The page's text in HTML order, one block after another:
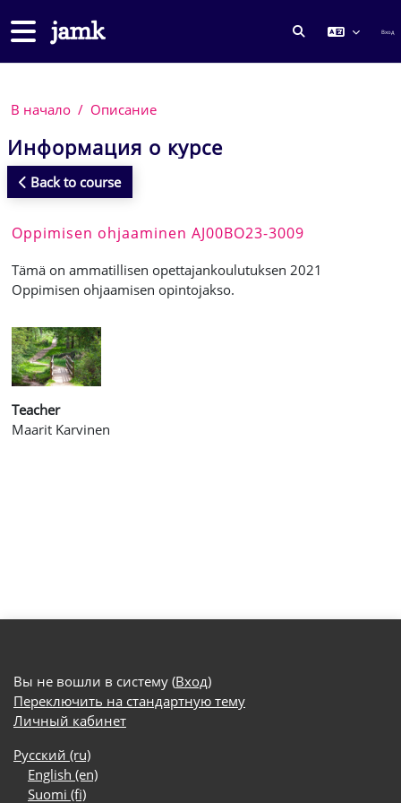
Боковая панель
ИЗМЕНИТЬ Вход
В начало Описание
Информация о курсе
Back to course
Oppimisen ohjaaminen AJ00BO23-3009
Tämä on ammatillisen opettajankoulutuksen 2021
Oppimisen ohjaamisen opintojakso.
Teacher
Maarit Karvinen
Вы не вошли в систему (Вход)
Переключить на стандартную тему
Личный кабинет
Русский ‎(ru)‎
English ‎(en)‎
Suomi ‎(fi)‎